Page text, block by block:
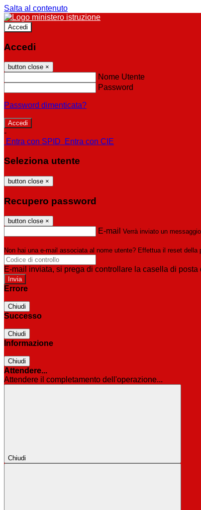
Salta al contenuto
Accedi
Accedi
button close ×
Nome Utente
Password
Password dimenticata?
-
Entra con SPID
Entra con CIE
Seleziona utente
button close ×
Recupero password
button close ×
E-mail Verrà inviato un
Non hai una e-mail associata al nome utente? Effettua il reset della
E-mail inviata, si prega di controllare la casella di posta
Errore
Chiudi
Successo
Chiudi
Informazione
Chiudi
Attendere...
Attendere il completamento dell'operazione...
Chiudi